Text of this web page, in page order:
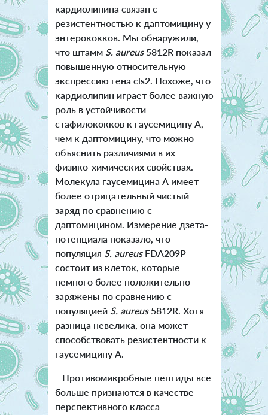
кардиолипина связан с
резистентностью к даптомицину у
энтерококков. Мы обнаружили,
что штаммS. aureus 5812R показал
повышенную относительную
экспрессию гена cls2. Похоже, что
кардиолипин играет более важную
роль в устойчивости
стафилококков к гаусемицину А,
чем к даптомицину, что можно
объяснить различиями в их
физико-химических свойствах.
Молекула гаусемицина А имеет
более отрицательный чистый
заряд по сравнению с
даптомицином. Измерение дзета-
потенциала показало, что
популяция S. aureusFDA209P
состоит из клеток, которые
немного более положительно
заряжены по сравнению с
популяцией S. aureus5812R. Хотя
разница невелика, она может
способствовать резистентности к
гаусемицину А.
Противомикробные пептиды все
больше признаются в качестве
перспективного класса